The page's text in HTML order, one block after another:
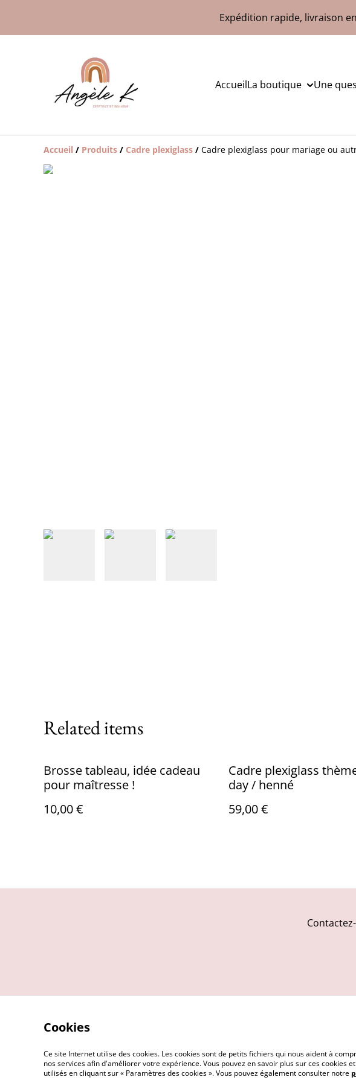
Expédition rapide, livraison
AccueilLa boutique Une
Accueil / Produits / Cadre plexiglass / Cadre plexiglass pour mariage ou
Related items
Brosse tableau, idée cadeau
pour maîtresse !
10,00 €
Cadre plexiglass
day / henné
59,00 €
©2026 Angèle K
Cookies
Ce site Internet utilise des cookies. Les cookies sont de petits fichiers qui nous aident à
nos services afin d'améliorer votre expérience. Vous pouvez en savoir plus sur ces cookies
utilisés en cliquant sur « Paramètres des cookies ». Vous pouvez également consulter notre